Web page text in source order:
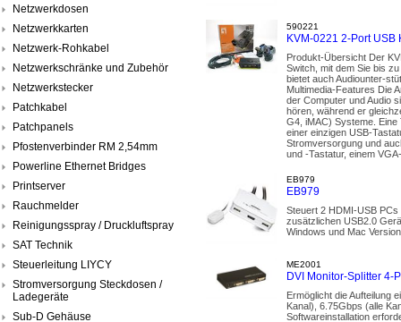
Netzwerkdosen
Netzwerkkarten
Netzwerk-Rohkabel
Netzwerkschränke und Zubehör
Netzwerkstecker
Patchkabel
Patchpanels
Pfostenverbinder RM 2,54mm
Powerline Ethernet Bridges
Printserver
Rauchmelder
Reinigungsspray / Druckluftspray
SAT Technik
Steuerleitung LIYCY
Stromversorgung Steckdosen /
Ladegeräte
Sub-D Gehäuse
590221
KVM-0221 2-Port
Produkt-Übersicht Der
Switch, mit dem Sie bis
bietet auch Audiounter-
Multimedia-Features Die
der Computer und Audio
hören, während er
G4, iMAC) Systeme.
einer einzigen USB-
Stromversorgung und
und -Tastatur, einem
EB979
EB979
Steuert 2 HDMI-USB
zusätzlichen USB2.0
Windows und Mac
ME2001
DVI Monitor-Splitter 4-
Ermöglicht die Aufteilung
Kanal), 6.75Gbps (alle
Softwareinstallation